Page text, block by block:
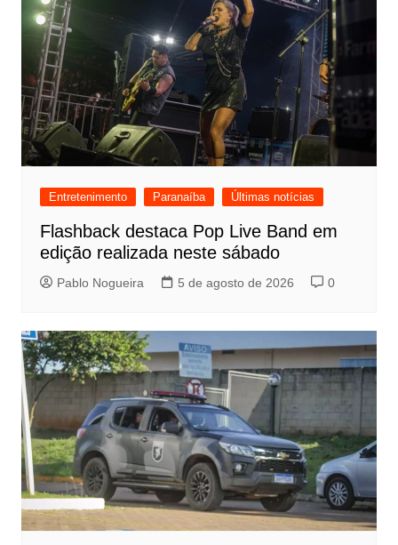
Entretenimento Paranaíba Últimas notícias
Flashback destaca Pop Live Band em
edição realizada neste sábado
Pablo Nogueira 5 de agosto de 2026 0